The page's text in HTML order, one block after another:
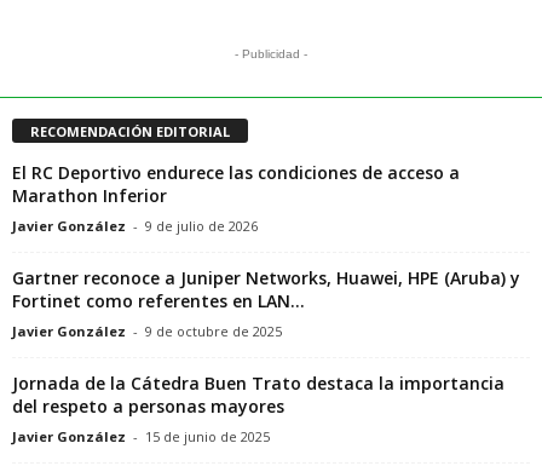
- Publicidad -
RECOMENDACIÓN EDITORIAL
El RC Deportivo endurece las condiciones de acceso a
Marathon Inferior
Javier González - 9 de julio de 2026
Gartner reconoce a Juniper Networks, Huawei, HPE (Aruba) y
Fortinet como referentes en LAN...
Javier González - 9 de octubre de 2025
Jornada de la Cátedra Buen Trato destaca la importancia
del respeto a personas mayores
Javier González - 15 de junio de 2025